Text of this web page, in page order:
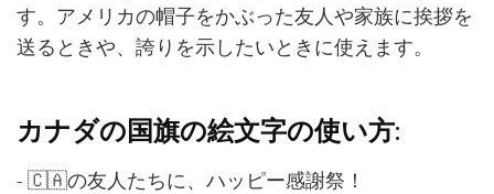
す。アメリカの帽子をかぶった友人や家族に挨拶を
送るときや、誇りを示したいときに使えます。
カナダの国旗の絵文字の使い方:
- 🇨🇦の友人たちに、ハッピー感謝祭！